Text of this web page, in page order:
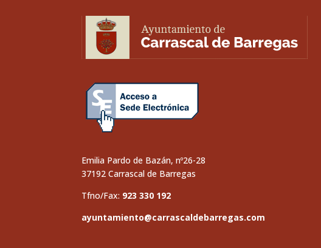
Emilia Pardo de Bazán, nº26-28
37192 Carrascal de Barregas
Tfno/Fax: 923 330 192
ayuntamiento@carrascaldebarregas.com